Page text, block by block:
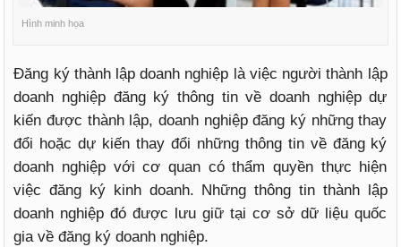
Hình minh họa
Đăng ký thành lập doanh nghiệp là việc người thành lập
doanh nghiệp đăng ký thông tin về doanh nghiệp dự
kiến được thành lập, doanh nghiệp đăng ký những thay
đổi hoặc dự kiến thay đổi những thông tin về đăng ký
doanh nghiệp với cơ quan có thẩm quyền thực hiện
việc đăng ký kinh doanh. Những thông tin thành lập
doanh nghiệp đó được lưu giữ tại cơ sở dữ liệu quốc
gia về đăng ký doanh nghiệp.